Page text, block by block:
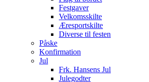
Festgaver
Velkomsskilte
Æresportskilte
Diverse til festen
Påske
Konfirmation
Jul
Frk. Hansens Jul
Julegodter